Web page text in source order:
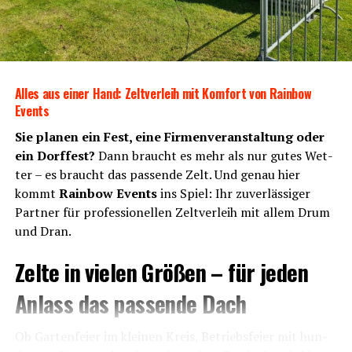
Alles aus einer Hand: Zelt­ver­leih mit Kom­fort von Rain­bow
Events
Sie pla­nen ein Fest, eine Fir­men­ver­an­stal­tung oder
ein Dorf­fest? Dann braucht es mehr als nur gutes Wet­
ter – es braucht das pas­sen­de Zelt. Und genau hier
kommt Rain­bow Eventsins Spiel: Ihr zuver­läs­si­ger
Part­ner für pro­fes­sio­nel­len Zelt­ver­leih mit allem Drum
und Dran.
Zel­te in vie­len Grö­ßen – für jeden
Anlass das pas­sen­de Dach